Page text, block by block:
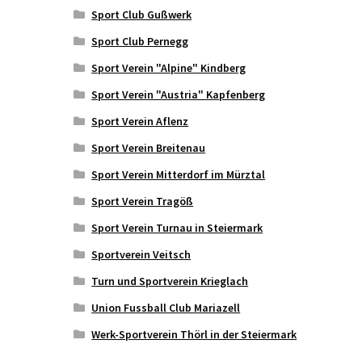
Sport Club Gußwerk
Sport Club Pernegg
Sport Verein "Alpine" Kindberg
Sport Verein "Austria" Kapfenberg
Sport Verein Aflenz
Sport Verein Breitenau
Sport Verein Mitterdorf im Mürztal
Sport Verein Tragöß
Sport Verein Turnau in Steiermark
Sportverein Veitsch
Turn und Sportverein Krieglach
Union Fussball Club Mariazell
Werk-Sportverein Thörl in der Steiermark